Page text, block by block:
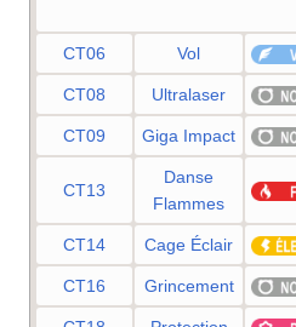
CT06 Vol
CT08 Ultralaser
CT09 Giga Impact
CT13
Danse
Flammes
CT14 Cage Éclair
CT16 Grincement